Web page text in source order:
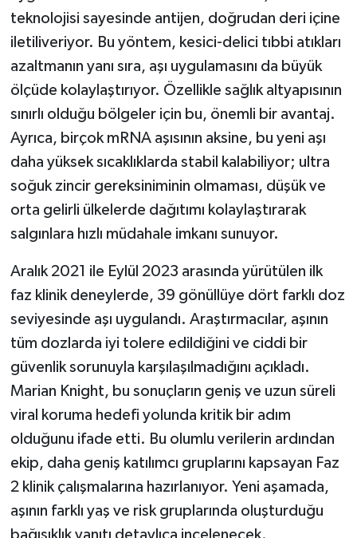
teknolojisi sayesinde antijen, doğrudan deri içine
iletiliveriyor. Bu yöntem, kesici-delici tıbbi atıkları
azaltmanın yanı sıra, aşı uygulamasını da büyük
ölçüde kolaylaştırıyor. Özellikle sağlık altyapısının
sınırlı olduğu bölgeler için bu, önemli bir avantaj.
Ayrıca, birçok mRNA aşısının aksine, bu yeni aşı
daha yüksek sıcaklıklarda stabil kalabiliyor; ultra
soğuk zincir gereksiniminin olmaması, düşük ve
orta gelirli ülkelerde dağıtımı kolaylaştırarak
salgınlara hızlı müdahale imkanı sunuyor.
Aralık 2021 ile Eylül 2023 arasında yürütülen ilk
faz klinik deneylerde, 39 gönüllüye dört farklı doz
seviyesinde aşı uygulandı. Araştırmacılar, aşının
tüm dozlarda iyi tolere edildiğini ve ciddi bir
güvenlik sorunuyla karşılaşılmadığını açıkladı.
Marian Knight, bu sonuçların geniş ve uzun süreli
viral koruma hedefi yolunda kritik bir adım
olduğunu ifade etti. Bu olumlu verilerin ardından
ekip, daha geniş katılımcı gruplarını kapsayan Faz
2 klinik çalışmalarına hazırlanıyor. Yeni aşamada,
aşının farklı yaş ve risk gruplarında oluşturduğu